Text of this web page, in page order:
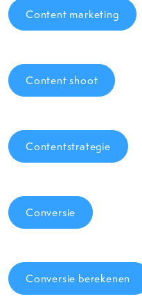
Content marketing
Content shoot
Contentstrategie
Conversie
Conversie berekenen